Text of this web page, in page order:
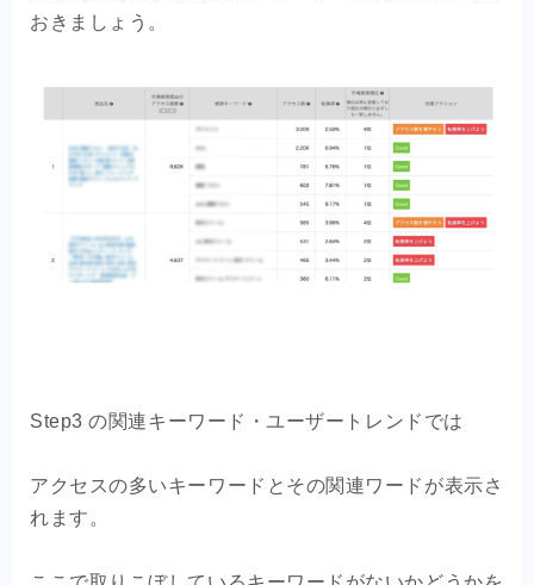
おきましょう。
Step3 の関連キーワード・ユーザートレンドでは
アクセスの多いキーワードとその関連ワードが表示さ
れます。